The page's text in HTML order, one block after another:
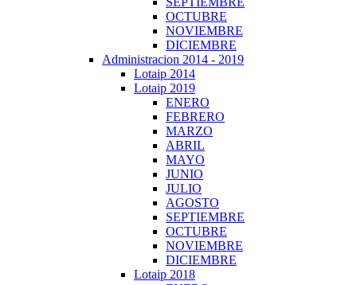
OCTUBRE
NOVIEMBRE
DICIEMBRE
Administracion 2014 - 2019
Lotaip 2014
Lotaip 2019
ENERO
FEBRERO
MARZO
ABRIL
MAYO
JUNIO
JULIO
AGOSTO
SEPTIEMBRE
OCTUBRE
NOVIEMBRE
DICIEMBRE
Lotaip 2018